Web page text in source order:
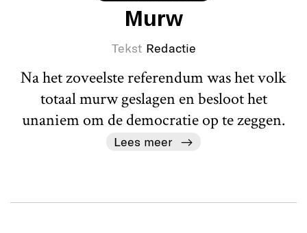
Murw
Tekst Redactie
Na het zoveelste referendum was het volk
totaal murw geslagen en besloot het
unaniem om de democratie op te zeggen.
Lees meer